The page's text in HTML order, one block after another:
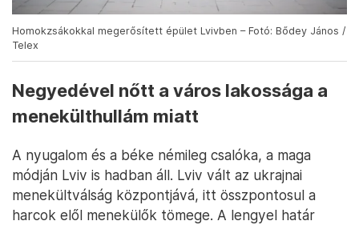
Homokzsákokkal megerősített épület Lvivben – Fotó: Bődey János /
Telex
Negyedével nőtt a város lakossága a
menekülthullám miatt
A nyugalom és a béke némileg csalóka, a maga
módján Lviv is hadban áll. Lviv vált az ukrajnai
menekültválság központjává, itt összpontosul a
harcok elől menekülők tömege. A lengyel határ